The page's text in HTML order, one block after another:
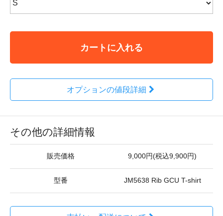
カートに入れる
オプションの値段詳細
その他の詳細情報
販売価格 9,000円(税込9,900円)
型番 JM5638 Rib GCU T-shirt